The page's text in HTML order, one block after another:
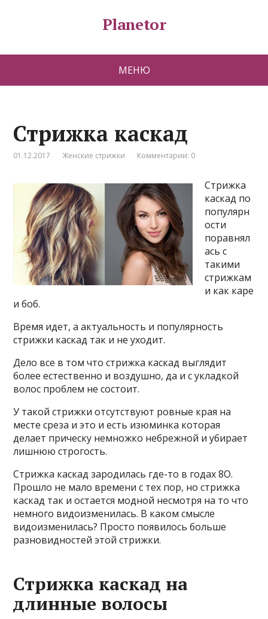
Planetor
МЕНЮ
Стрижка каскад
01.12.2017 Женские стрижки Комментарии: 0
Стрижка
каскад по
популярн
ости
поравнял
ась с
такими
стрижкам
и как каре
и боб.
Время идет, а актуальность и популярность
стрижки каскад так и не уходит.
Дело все в том что стрижка каскад выглядит
более естественно и воздушно, да и с укладкой
волос проблем не состоит.
У такой стрижки отсутствуют ровные края на
месте среза и это и есть изюминка которая
делает прическу немножко небрежной и убирает
лишнюю строгость.
Стрижка каскад зародилась где-то в годах 8О.
Прошло не мало времени с тех пор, но стрижка
каскад так и остается модной несмотря на то что
немного видоизменилась. В каком смысле
видоизменилась? Просто появилось больше
разновидностей этой стрижки.
Стрижка каскад на
длинные волосы